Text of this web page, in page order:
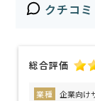
クチコミ
総合評価
業種 企業向け